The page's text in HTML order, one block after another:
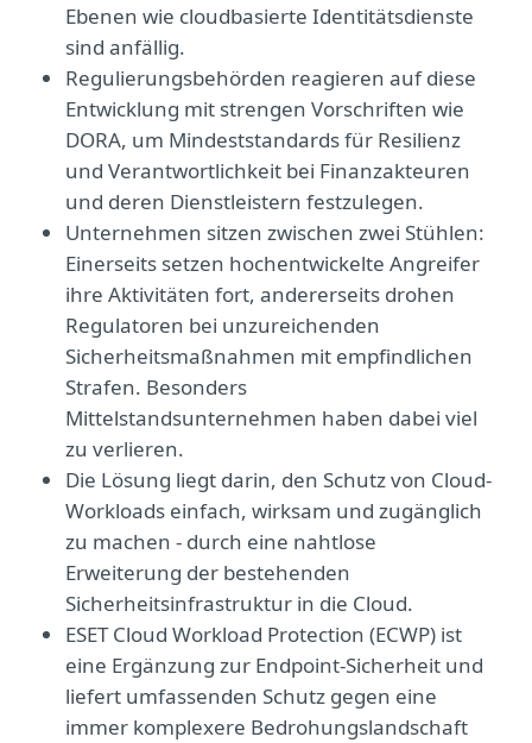
Ebenen wie cloudbasierte Identitätsdienste
sind anfällig.
Regulierungsbehörden reagieren auf diese
Entwicklung mit strengen Vorschriften wie
DORA, um Mindeststandards für Resilienz
und Verantwortlichkeit bei Finanzakteuren
und deren Dienstleistern festzulegen.
Unternehmen sitzen zwischen zwei Stühlen:
Einerseits setzen hochentwickelte Angreifer
ihre Aktivitäten fort, andererseits drohen
Regulatoren bei unzureichenden
Sicherheitsmaßnahmen mit empfindlichen
Strafen. Besonders
Mittelstandsunternehmen haben dabei viel
zu verlieren.
Die Lösung liegt darin, den Schutz von Cloud-
Workloads einfach, wirksam und zugänglich
zu machen - durch eine nahtlose
Erweiterung der bestehenden
Sicherheitsinfrastruktur in die Cloud.
ESET Cloud Workload Protection (ECWP) ist
eine Ergänzung zur Endpoint-Sicherheit und
liefert umfassenden Schutz gegen eine
immer komplexere Bedrohungslandschaft